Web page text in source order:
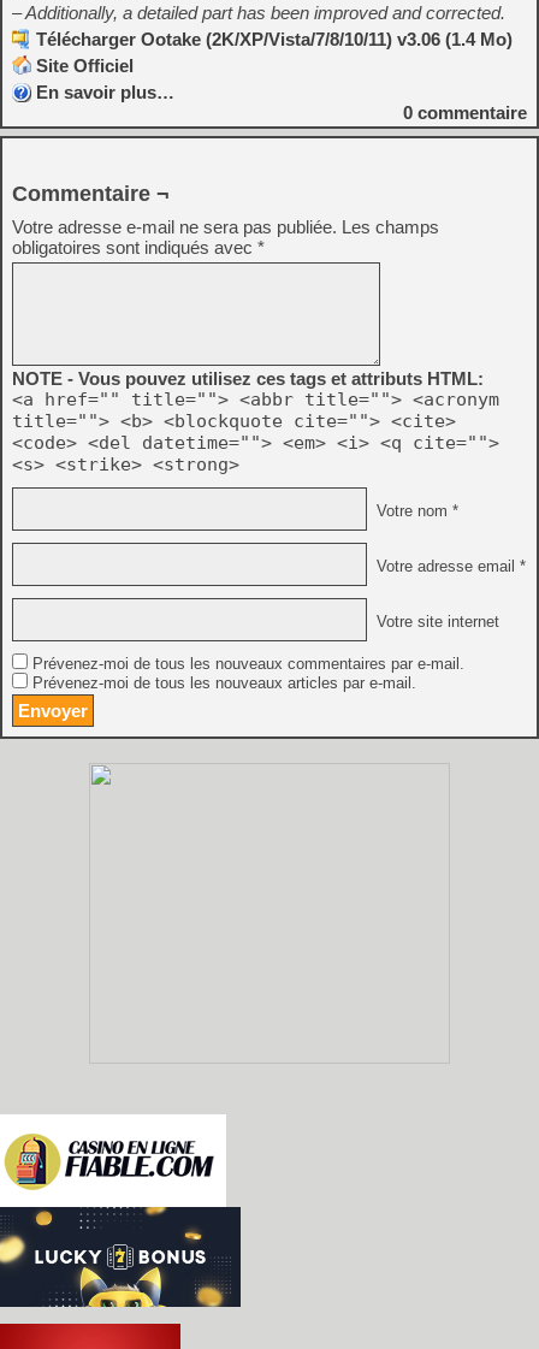
– Additionally, a detailed part has been improved and corrected.
Télécharger Ootake (2K/XP/Vista/7/8/10/11) v3.06 (1.4 Mo)
Site Officiel
En savoir plus…
0 commentaire
Commentaire ¬
Votre adresse e-mail ne sera pas publiée. Les champs
obligatoires sont indiqués avec *
NOTE - Vous pouvez utilisez ces tags et attributs HTML:
<a href="" title=""> <abbr title=""> <acronym
title=""> <b> <blockquote cite=""> <cite>
<code> <del datetime=""> <em> <i> <q cite="">
<s> <strike> <strong>
Votre nom *
Votre adresse email *
Votre site internet
Prévenez-moi de tous les nouveaux commentaires par e-mail.
Prévenez-moi de tous les nouveaux articles par e-mail.